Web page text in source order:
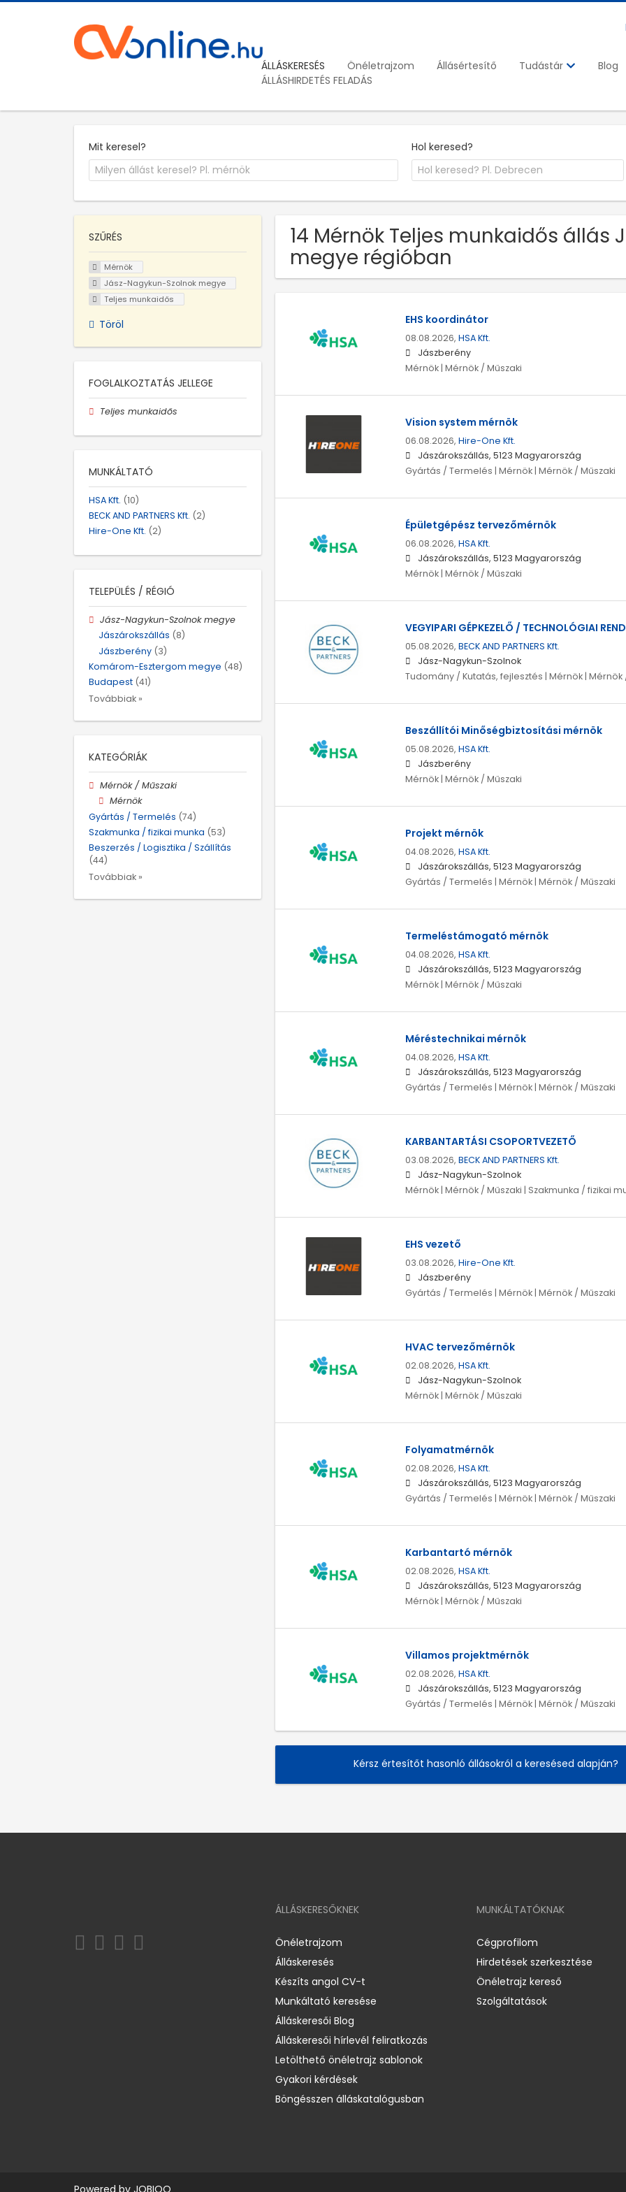
ÁLLÁSKERESÉS Önéletrajzom Állásértesítő Tudástár
Blog
ÁLLÁSHIRDETÉS FELADÁS
Mit keresel? Hol keresed?
14 Mérnök Teljes munkaidős állás
megye régióban
EHS koordinátor
08.08.2026, HSA Kft.
Jászberény
Mérnök | Mérnök / Műszaki
Vision system mérnök
06.08.2026, Hire-One Kft.
Jászárokszállás, 5123 Magyarország
Gyártás / Termelés | Mérnök | Mérnök / Műszaki
Épületgépész tervezőmérnök
06.08.2026, HSA Kft.
Jászárokszállás, 5123 Magyarország
Mérnök | Mérnök / Műszaki
VEGYIPARI GÉPKEZELŐ / TECHNOLÓGIAI
05.08.2026, BECK AND PARTNERS Kft.
Jász-Nagykun-Szolnok
Tudomány / Kutatás, fejlesztés | Mérnök | Mérnök
Beszállítói Minőségbiztosítási mérnök
05.08.2026, HSA Kft.
Jászberény
Mérnök | Mérnök / Műszaki
Projekt mérnök
04.08.2026, HSA Kft.
Jászárokszállás, 5123 Magyarország
Gyártás / Termelés | Mérnök | Mérnök / Műszaki
Termeléstámogató mérnök
04.08.2026, HSA Kft.
Jászárokszállás, 5123 Magyarország
Mérnök | Mérnök / Műszaki
Méréstechnikai mérnök
04.08.2026, HSA Kft.
Jászárokszállás, 5123 Magyarország
Gyártás / Termelés | Mérnök | Mérnök / Műszaki
KARBANTARTÁSI CSOPORTVEZETŐ
03.08.2026, BECK AND PARTNERS Kft.
Jász-Nagykun-Szolnok
Mérnök | Mérnök / Műszaki | Szakmunka / fizikai
EHS vezető
03.08.2026, Hire-One Kft.
Jászberény
Gyártás / Termelés | Mérnök | Mérnök / Műszaki
HVAC tervezőmérnök
02.08.2026, HSA Kft.
Jász-Nagykun-Szolnok
Mérnök | Mérnök / Műszaki
Folyamatmérnök
02.08.2026, HSA Kft.
Jászárokszállás, 5123 Magyarország
Gyártás / Termelés | Mérnök | Mérnök / Műszaki
Karbantartó mérnök
02.08.2026, HSA Kft.
Jászárokszállás, 5123 Magyarország
Mérnök | Mérnök / Műszaki
Villamos projektmérnök
02.08.2026, HSA Kft.
Jászárokszállás, 5123 Magyarország
Gyártás / Termelés | Mérnök | Mérnök / Műszaki
Kérsz értesítőt hasonló állásokról a keresésed alapján?
SZŰRÉS
Mérnök
Jász-Nagykun-Szolnok megye
Teljes munkaidős
Töröl
FOGLALKOZTATÁS JELLEGE
Teljes munkaidős
MUNKÁLTATÓ
HSA Kft. (10)
BECK AND PARTNERS Kft. (2)
Hire-One Kft. (2)
TELEPÜLÉS / RÉGIÓ
Jász-Nagykun-Szolnok megye
Jászárokszállás (8)
Jászberény (3)
Komárom-Esztergom megye (48)
Budapest (41)
Továbbiak »
KATEGÓRIÁK
Mérnök / Műszaki
Mérnök
Gyártás / Termelés (74)
Szakmunka / fizikai munka (53)
Beszerzés / Logisztika / Szállítás
(44)
Továbbiak »
ÁLLÁSKERESŐKNEK
Önéletrajzom
Álláskeresés
Készíts angol CV-t
Munkáltató keresése
Álláskeresői Blog
Álláskeresői hírlevél feliratkozás
Letölthető önéletrajz sablonok
Gyakori kérdések
Böngésszen álláskatalógusban
MUNKÁLTATÓKNAK
Cégprofilom
Hirdetések szerkesztése
Önéletrajz kereső
Szolgáltatások